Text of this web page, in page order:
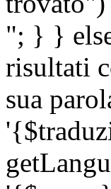
"; } }
risultati
sua